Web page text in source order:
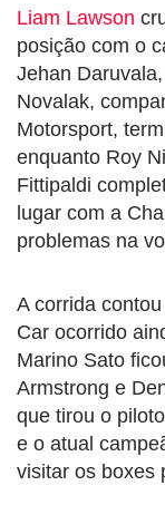
Liam Lawson
posição com o
Jehan
Novalak,
Motorsport,
enquanto Roy
Fittipaldi
lugar com a
problemas na
A corrida
Car ocorrido
Marino Sato
Armstrong e
que tirou o
e o atual
visitar os boxes